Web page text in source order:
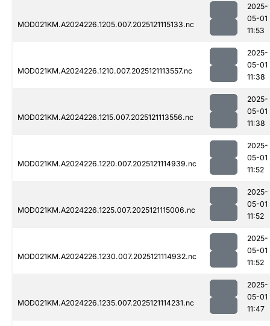
MOD021KM.A2024226.1205.007.2025121115133.nc
2025-
05-01
11:53
MOD021KM.A2024226.1210.007.2025121113557.nc
2025-
05-01
11:38
MOD021KM.A2024226.1215.007.2025121113556.nc
2025-
05-01
11:38
MOD021KM.A2024226.1220.007.2025121114939.nc
2025-
05-01
11:52
MOD021KM.A2024226.1225.007.2025121115006.nc
2025-
05-01
11:52
MOD021KM.A2024226.1230.007.2025121114932.nc
2025-
05-01
11:52
MOD021KM.A2024226.1235.007.2025121114231.nc
2025-
05-01
11:47